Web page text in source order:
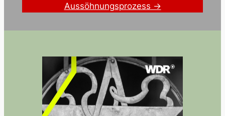
Aussöhnungsprozess →